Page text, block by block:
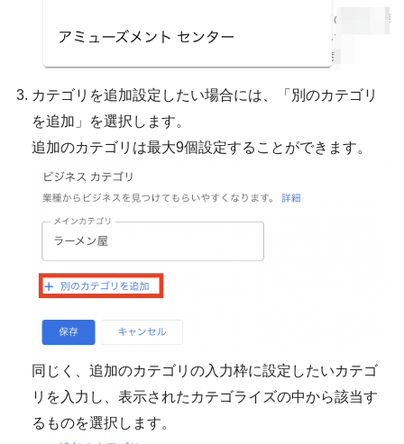
カテゴリを追加設定したい場合には、「別のカテゴリ
を追加」を選択します。
追加のカテゴリは最大9個設定することができます。
同じく、追加のカテゴリの入力枠に設定したいカテゴ
リを入力し、表示されたカテゴライズの中から該当す
るものを選択します。